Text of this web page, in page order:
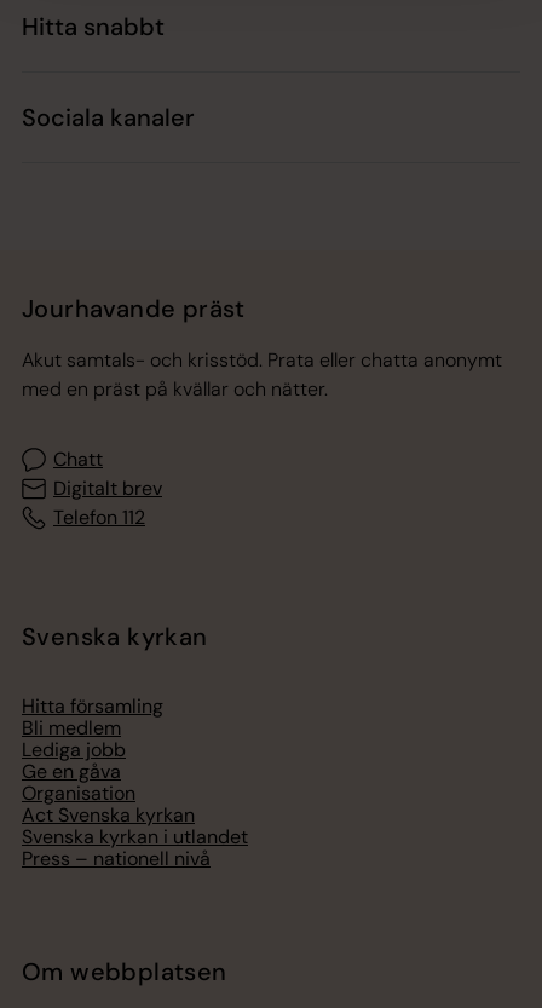
Hitta snabbt
Sociala kanaler
Jourhavande präst
Akut samtals- och krisstöd. Prata eller chatta anonymt
med en präst på kvällar och nätter.
Chatt
Digitalt brev
Telefon 112
Svenska kyrkan
Hitta församling
Bli medlem
Lediga jobb
Ge en gåva
Organisation
Act Svenska kyrkan
Svenska kyrkan i utlandet
Press – nationell nivå
Om webbplatsen